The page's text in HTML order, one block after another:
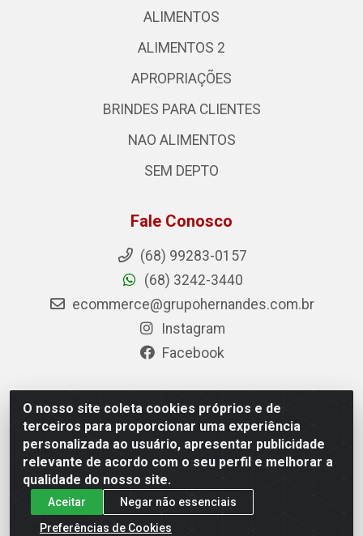
O nosso site coleta cookies próprios e de
terceiros para proporcionar uma experiência
personalizada ao usuário, apresentar publicidade
relevante de acordo com o seu perfil e melhorar a
qualidade do nosso site.
Aceitar
Negar não essenciais
Preferências de Cookies
ALIMENTOS
ALIMENTOS 2
APROPRIAÇÕES
BRINDES PARA CLIENTES
NAO ALIMENTOS
SEM DEPTO
Fale Conosco
(68) 99283-0157
(68) 3242-3440
ecommerce@grupohernandes.com.br
Instagram
Facebook
Hernandes - Atacado e Distribuições - Rodovia
Transacreana, 2155 - Floresta Sul, Rio Branco/AC - CEP
69.912-290 - CNPJ 12.996.556/0001-69